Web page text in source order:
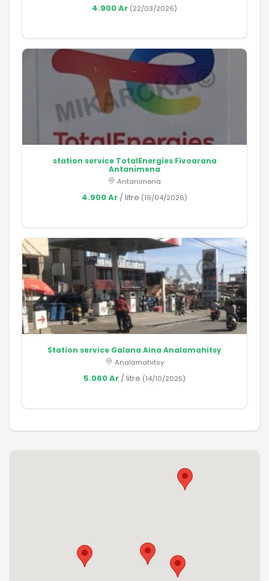
4.900 Ar (22/03/2026)
station service TotalEnergies Fivoarana
Antanimena
Antanimena
4.900 Ar / litre (19/04/2026)
Station service Galana Aina Analamahitsy
Analamahitsy
5.060 Ar / litre (14/10/2025)